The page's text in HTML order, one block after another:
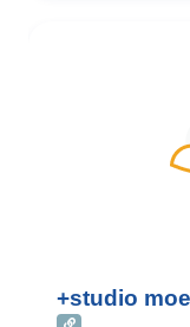
+studio